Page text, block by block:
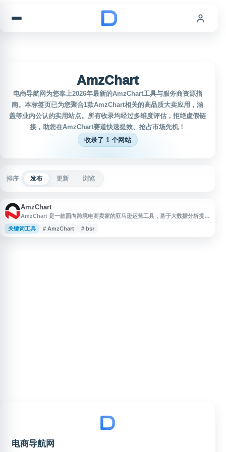
AmzChart
电商导航网为您奉上2026年最新的AmzChart工具与服务商资源指
南。本标签页已为您聚合1款AmzChart相关的高品质大卖应用，涵
盖等业内公认的实用站点。所有收录均经过多维度评估，拒绝虚假链
接，助您在AmzChart赛道快速提效、抢占市场先机！
收录了 1 个网站
排序 发布 更新 浏览
AmzChart
AmzChart 是一款面向跨境电商卖家的亚马逊运营工具，基于大数据分析提供
亚马逊选品、关键词反查、BSR 排名趋势、市场类目分析、跟卖监控等功
能。平台可帮助卖家了解产品表现、关键词机会和市场竞争情况，用于辅助亚
关键词工具 # AmzChart # bsr
电商导航网